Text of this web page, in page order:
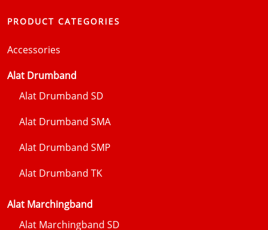
PRODUCT CATEGORIES
Accessories
Alat Drumband
Alat Drumband SD
Alat Drumband SMA
Alat Drumband SMP
Alat Drumband TK
Alat Marchingband
Alat Marchingband SD